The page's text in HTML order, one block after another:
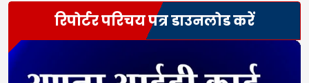
रिपोर्टर परिचय पत्र डाउनलोड करें